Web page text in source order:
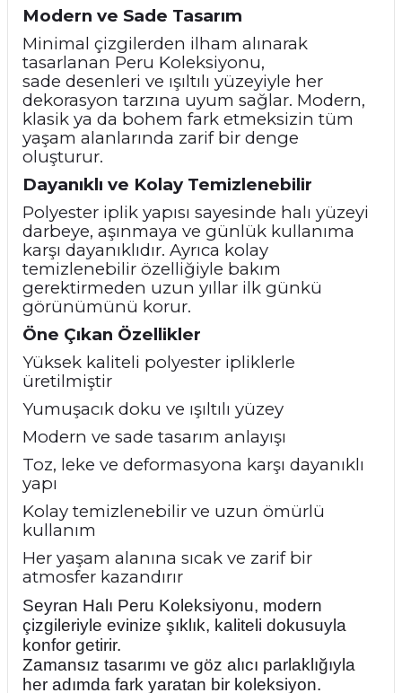
Modern ve Sade Tasarım
Minimal çizgilerden ilham alınarak
tasarlanan Peru Koleksiyonu,
sade desenleri ve ışıltılı yüzeyiyle her
dekorasyon tarzına uyum sağlar. Modern,
klasik ya da bohem fark etmeksizin tüm
yaşam alanlarında zarif bir denge
oluşturur.
Dayanıklı ve Kolay Temizlenebilir
Polyester iplik yapısı sayesinde halı yüzeyi
darbeye, aşınmaya ve günlük kullanıma
karşı dayanıklıdır. Ayrıca kolay
temizlenebilir özelliğiyle bakım
gerektirmeden uzun yıllar ilk günkü
görünümünü korur.
Öne Çıkan Özellikler
Yüksek kaliteli polyester ipliklerle
üretilmiştir
Yumuşacık doku ve ışıltılı yüzey
Modern ve sade tasarım anlayışı
Toz, leke ve deformasyona karşı dayanıklı
yapı
Kolay temizlenebilir ve uzun ömürlü
kullanım
Her yaşam alanına sıcak ve zarif bir
atmosfer kazandırır
Seyran Halı Peru Koleksiyonu, modern
çizgileriyle evinize şıklık, kaliteli dokusuyla
konfor getirir.
Zamansız tasarımı ve göz alıcı parlaklığıyla
her adımda fark yaratan bir koleksiyon.